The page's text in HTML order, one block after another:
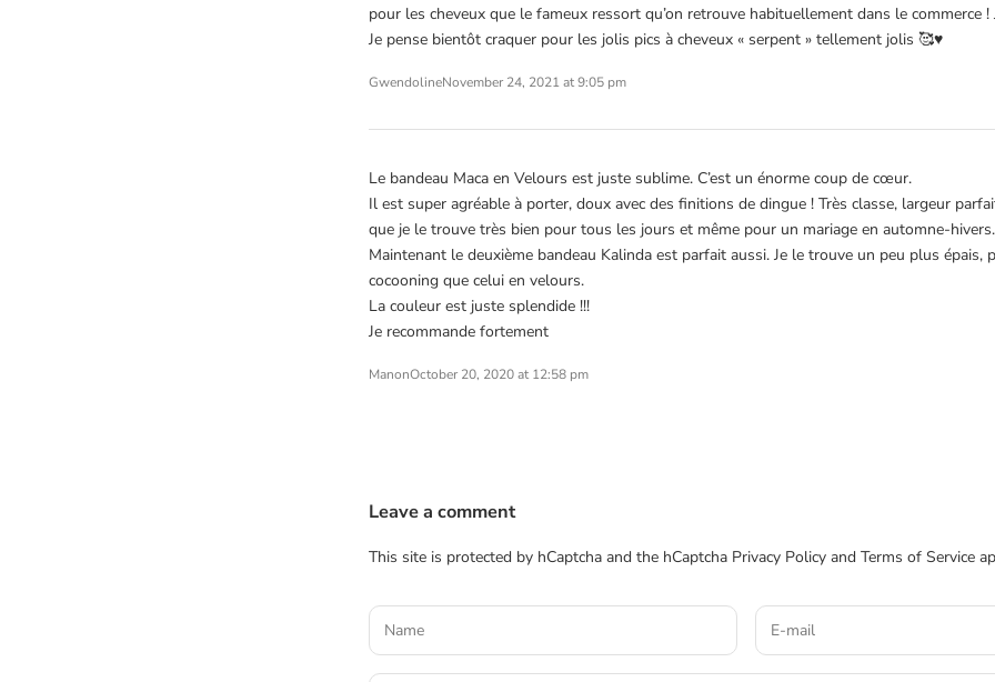
pour les cheveux que le fameux ressort qu’on retrouve habituellement dans le commerce !
Je pense bientôt craquer pour les jolis pics à cheveux « serpent » tellement jolis 🥰♥️
GwendolineNovember 24, 2021 at 9:05 pm
Le bandeau Maca en Velours est juste sublime. C’est un énorme coup de cœur.
Il est super agréable à porter, doux avec des finitions de dingue ! Très classe, largeur
que je le trouve très bien pour tous les jours et même pour un mariage en automne-hivers.
Maintenant le deuxième bandeau Kalinda est parfait aussi. Je le trouve un peu plus épais,
cocooning que celui en velours.
La couleur est juste splendide !!!
Je recommande fortement
ManonOctober 20, 2020 at 12:58 pm
Leave a comment
This site is protected by hCaptcha and the hCaptcha Privacy Policy and Terms of Service